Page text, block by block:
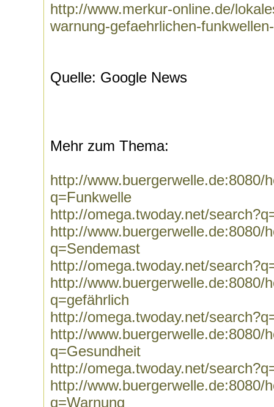
http://www.merkur-online.de/
warnung-gefaehrlichen-
Quelle: Google News
Mehr zum Thema:
http://www.buergerwelle.de:8080/
q=Funkwelle
http://omega.twoday.net/
http://www.buergerwelle.de:8080/
q=Sendemast
http://omega.twoday.net/
http://www.buergerwelle.de:8080/
q=gefährlich
http://omega.twoday.net/
http://www.buergerwelle.de:8080/
q=Gesundheit
http://omega.twoday.net/
http://www.buergerwelle.de:8080/
q=Warnung